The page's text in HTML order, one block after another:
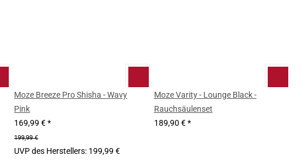
Moze Breeze Pro Shisha - Wavy
Pink
169,99 €*
199,99 €
UVP des Herstellers: 199,99 €
Moze Varity - Lounge Black -
Rauchsäulenset
189,90 €*